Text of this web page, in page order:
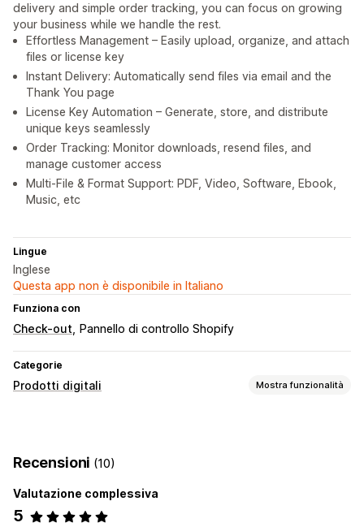
delivery and simple order tracking, you can focus on growing
your business while we handle the rest.
Effortless Management – Easily upload, organize, and attach
files or license key
Instant Delivery: Automatically send files via email and the
Thank You page
License Key Automation – Generate, store, and distribute
unique keys seamlessly
Order Tracking: Monitor downloads, resend files, and
manage customer access
Multi-File & Format Support: PDF, Video, Software, Ebook,
Music, etc
Lingue
Inglese
Questa app non è disponibile in Italiano
Funziona con
Check-out Pannello di controllo Shopify
Categorie
Prodotti digitali Mostra funzionalità
Software Video Personalizzati
Gestione dei download
Consegna di email
Recensioni (10)
Valutazione complessiva
5